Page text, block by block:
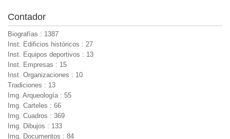
Contador
Biografías : 1387
Inst. Edificios históricos : 27
Inst. Equipos deportivos : 13
Inst. Empresas : 15
Inst. Organizaciones : 10
Tradiciones : 13
Img. Arqueología : 55
Img. Carteles : 66
Img. Cuadros : 369
Img. Dibujos : 133
Img. Documentos : 84